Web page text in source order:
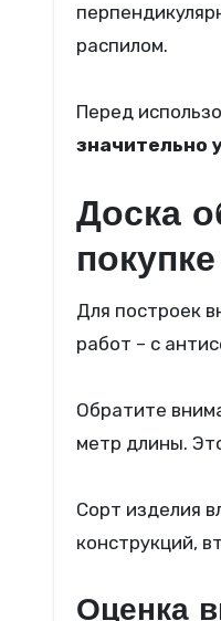
распилом.
Перед
значительно
Доска
покупке
Для построек
работ – с
Обратите
метр длины.
Сорт изделия
конструкций,
Оценка